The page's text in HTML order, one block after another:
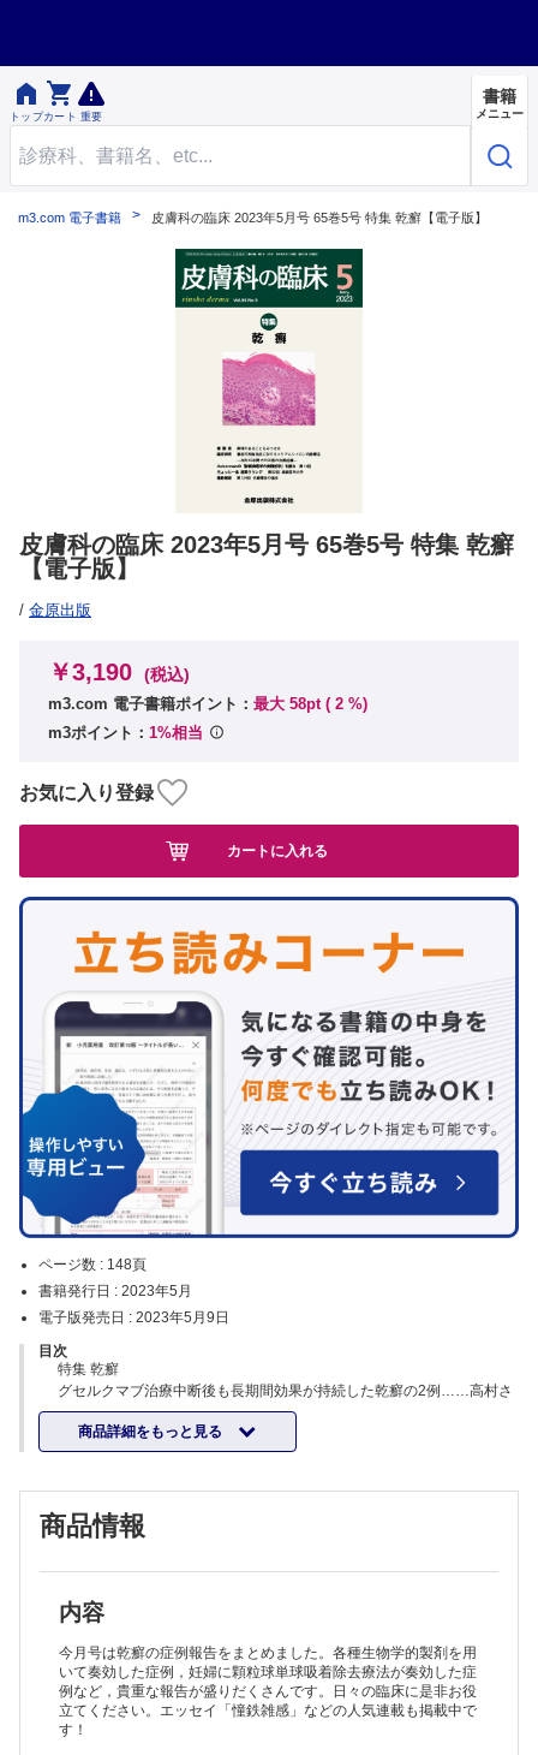

トップ

カート 重要
書籍
メニュー
m3.com 電子書籍 皮膚科の臨床 2023年5月号 65巻5号 特集 乾癬【電子版】
皮膚科の臨床 2023年5月号 65巻5号 特集 乾癬
【電子版】
/ 金原出版
ページ数 : 148頁
書籍発行日 : 2023年5月
電子版発売日 : 2023年5月9日
目次
特集 乾癬
グセルクマブ治療中断後も長期間効果が持続した乾癬の2例……高村さ
おりほか
ステロイド軟膏による閉鎖密封療法が奏効した爪乾癬の1例……山西あ
ゆみほか
ブロダルマブ自己中断後に膿疱化を生じた乾癬性関節炎の1例……廣
瀬 梓ほか
セクキヌマブによりステロイドとシクロスポリン内服治療から離脱でき
た高齢者汎発性膿疱性乾癬の1例……陳 鵬飛ほか
顆粒球単球吸着除去療法を施行した妊婦の汎発性膿疱性乾癬の1例……
長岡 麻美ほか
Clinicolor
爪甲下に生じたエクリン汗孔腫の1例……中谷眞理子ほか
巻頭言
商品詳細をもっと見る
￥3,190 (税込)
m3.com 電子書籍ポイント： 最大 58pt ( 2 %)
m3ポイント： 1%相当
お気に入り登録
カートに入れる
商品情報
内容
今月号は乾癬の症例報告をまとめました。各種生物学的製剤を用
いて奏効した症例，妊婦に顆粒球単球吸着除去療法が奏効した症
例など，貴重な報告が盛りだくさんです。日々の臨床に是非お役
立てください。エッセイ「憧鉄雑感」などの人気連載も掲載中で
す！